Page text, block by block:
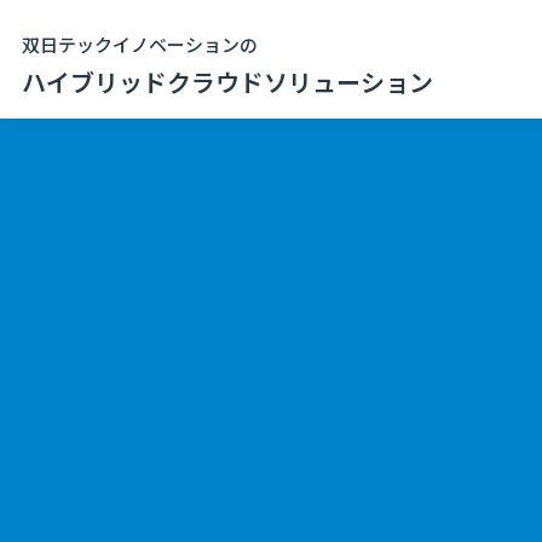
双日テックイノベーションの
ハイブリッドクラウドソリューション